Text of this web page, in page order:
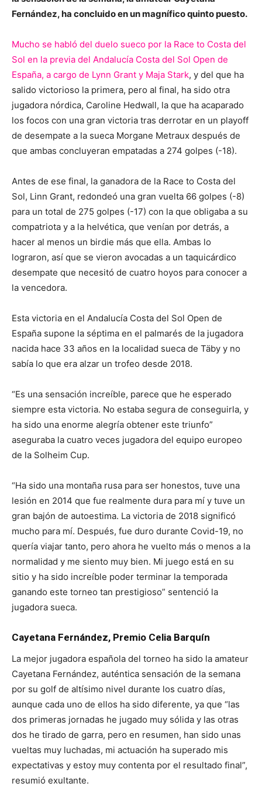
Fernández, ha concluido en un magnífico quinto puesto.
Mucho se habló del duelo sueco por la Race to Costa del
Sol en la previa del Andalucía Costa del Sol Open de
España, a cargo de Lynn Grant y Maja Stark, y del que ha
salido victorioso la primera, pero al final, ha sido otra
jugadora nórdica, Caroline Hedwall, la que ha acaparado
los focos con una gran victoria tras derrotar en un playoff
de desempate a la sueca Morgane Metraux después de
que ambas concluyeran empatadas a 274 golpes (-18).
Antes de ese final, la ganadora de la Race to Costa del
Sol, Linn Grant, redondeó una gran vuelta 66 golpes (-8)
para un total de 275 golpes (-17) con la que obligaba a su
compatriota y a la helvética, que venían por detrás, a
hacer al menos un birdie más que ella. Ambas lo
lograron, así que se vieron avocadas a un taquicárdico
desempate que necesitó de cuatro hoyos para conocer a
la vencedora.
Esta victoria en el Andalucía Costa del Sol Open de
España supone la séptima en el palmarés de la jugadora
nacida hace 33 años en la localidad sueca de Täby y no
sabía lo que era alzar un trofeo desde 2018.
“Es una sensación increíble, parece que he esperado
siempre esta victoria. No estaba segura de conseguirla, y
ha sido una enorme alegría obtener este triunfo”
aseguraba la cuatro veces jugadora del equipo europeo
de la Solheim Cup.
“Ha sido una montaña rusa para ser honestos, tuve una
lesión en 2014 que fue realmente dura para mí y tuve un
gran bajón de autoestima. La victoria de 2018 significó
mucho para mí. Después, fue duro durante Covid-19, no
quería viajar tanto, pero ahora he vuelto más o menos a la
normalidad y me siento muy bien. Mi juego está en su
sitio y ha sido increíble poder terminar la temporada
ganando este torneo tan prestigioso” sentenció la
jugadora sueca.
Cayetana Fernández, Premio Celia Barquín
La mejor jugadora española del torneo ha sido la amateur
Cayetana Fernández, auténtica sensación de la semana
por su golf de altísimo nivel durante los cuatro días,
aunque cada uno de ellos ha sido diferente, ya que “las
dos primeras jornadas he jugado muy sólida y las otras
dos he tirado de garra, pero en resumen, han sido unas
vueltas muy luchadas, mi actuación ha superado mis
expectativas y estoy muy contenta por el resultado final”,
resumió exultante.